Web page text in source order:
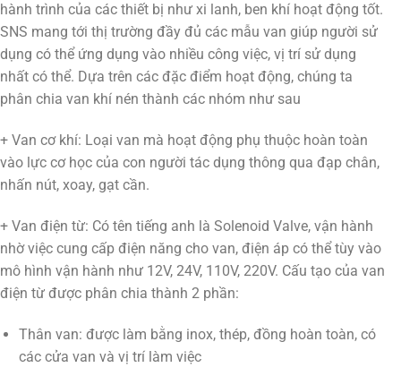
hành trình của các thiết bị như xi lanh, ben khí hoạt động tốt.
SNS mang tới thị trường đầy đủ các mẫu van giúp người sử
dụng có thể ứng dụng vào nhiều công việc, vị trí sử dụng
nhất có thể. Dựa trên các đặc điểm hoạt động, chúng ta
phân chia van khí nén thành các nhóm như sau
+ Van cơ khí: Loại van mà hoạt động phụ thuộc hoàn toàn
vào lực cơ học của con người tác dụng thông qua đạp chân,
nhấn nút, xoay, gạt cần.
+ Van điện từ: Có tên tiếng anh là Solenoid Valve, vận hành
nhờ việc cung cấp điện năng cho van, điện áp có thể tùy vào
mô hình vận hành như 12V, 24V, 110V, 220V. Cấu tạo của van
điện từ được phân chia thành 2 phần:
Thân van: được làm bằng inox, thép, đồng hoàn toàn, có
các cửa van và vị trí làm việc